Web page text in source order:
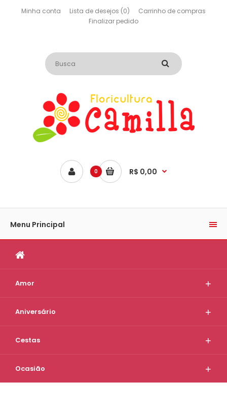
Minha conta Lista de desejos (0)
Carrinho de compras
Finalizar pedido
0 R$ 0,00
Menu Principal
Amor
Aniversário
Cestas
Ocasião